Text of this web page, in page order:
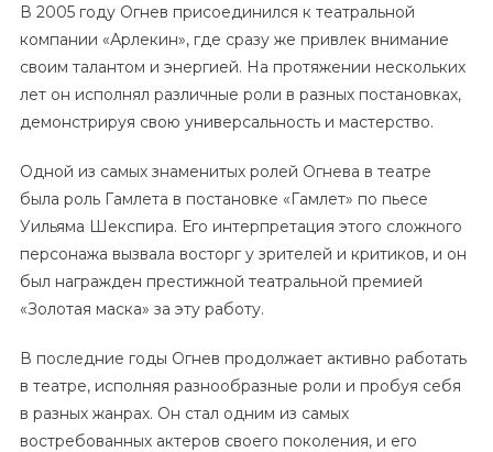
В 2005 году Огнев присоединился к театральной
компании «Арлекин», где сразу же привлек внимание
своим талантом и энергией. На протяжении нескольких
лет он исполнял различные роли в разных постановках,
демонстрируя свою универсальность и мастерство.
Одной из самых знаменитых ролей Огнева в театре
была роль Гамлета в постановке «Гамлет» по пьесе
Уильяма Шекспира. Его интерпретация этого сложного
персонажа вызвала восторг у зрителей и критиков, и он
был награжден престижной театральной премией
«Золотая маска» за эту работу.
В последние годы Огнев продолжает активно работать
в театре, исполняя разнообразные роли и пробуя себя
в разных жанрах. Он стал одним из самых
востребованных актеров своего поколения, и его